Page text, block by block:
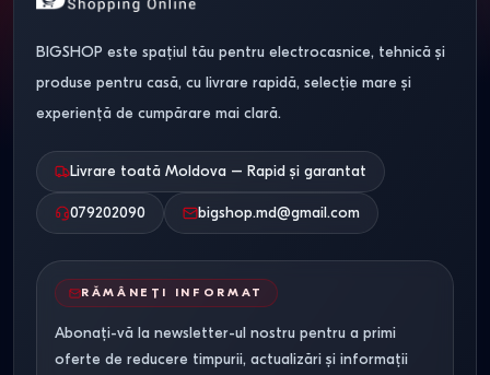
BIGSHOP este spațiul tău pentru electrocasnice, tehnică și
produse pentru casă, cu livrare rapidă, selecție mare și
experiență de cumpărare mai clară.
Livrare toată Moldova – Rapid și garantat
079202090 bigshop.md@gmail.com
RĂMÂNEȚI INFORMAT
Abonați-vă la newsletter-ul nostru pentru a primi
oferte de reducere timpurii, actualizări și informații